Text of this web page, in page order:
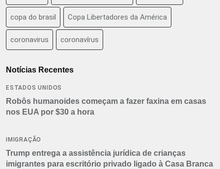
copa do brasil Copa Libertadores da América
coronavirus coronavírus
Notícias Recentes
ESTADOS UNIDOS
Robôs humanoides começam a fazer faxina em casas
nos EUA por $30 a hora
IMIGRAÇÃO
Trump entrega a assistência jurídica de crianças
imigrantes para escritório privado ligado à Casa Branca